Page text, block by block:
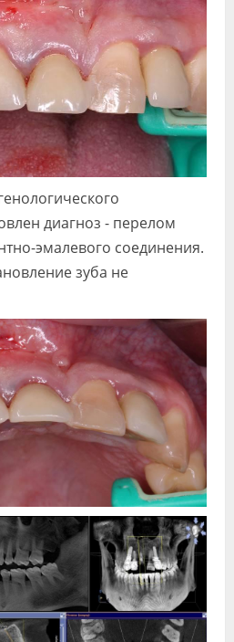
диагноз - перелом
эмалевого соединения.
зуба не